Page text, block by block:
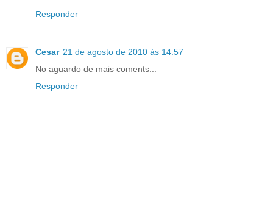
Responder
Cesar 21 de agosto de 2010 às 14:57
No aguardo de mais coments...
Responder